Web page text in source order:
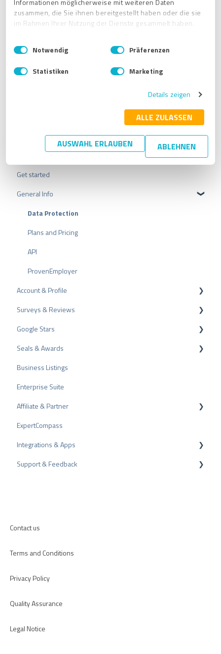
Informationen möglicherweise mit weiteren Daten
zusammen, die Sie ihnen bereitgestellt haben oder die sie
im Rahmen Ihrer Nutzung der Dienste gesammelt haben.
Impressum
Datenschutzbestimmungen
E
i
w
Notwendig Präferenzen
Statistiken Marketing
Details zeigen
ALLE ZULASSEN
AUSWAHL ERLAUBEN ABLEHNEN
What can I do with the ProvenExpert BASIC plan? Who is it for?
Can I change the plan?
Get started
General Info
Data Protection
Plans and Pricing
API
ProvenEmployer
Account & Profile
Profile Page Settings
User Account
Billing
Surveys & Reviews
Reviews
Surveys
Other Rating Sources
Share Reviews
Bad Reviews
Arbitration Procedure
Review Tips
Internal Surveys
Google Stars
Rich Snippet
Seals & Awards
PRO Seal
Rating Seals
Awards
Business Listings
Enterprise Suite
Affiliate & Partner
Partner Program
Recommendation
ExpertCompass
Integrations & Apps
CMS-Plugins
Support & Feedback
Contact us
Terms and Conditions
Privacy Policy
Quality Assurance
Legal Notice